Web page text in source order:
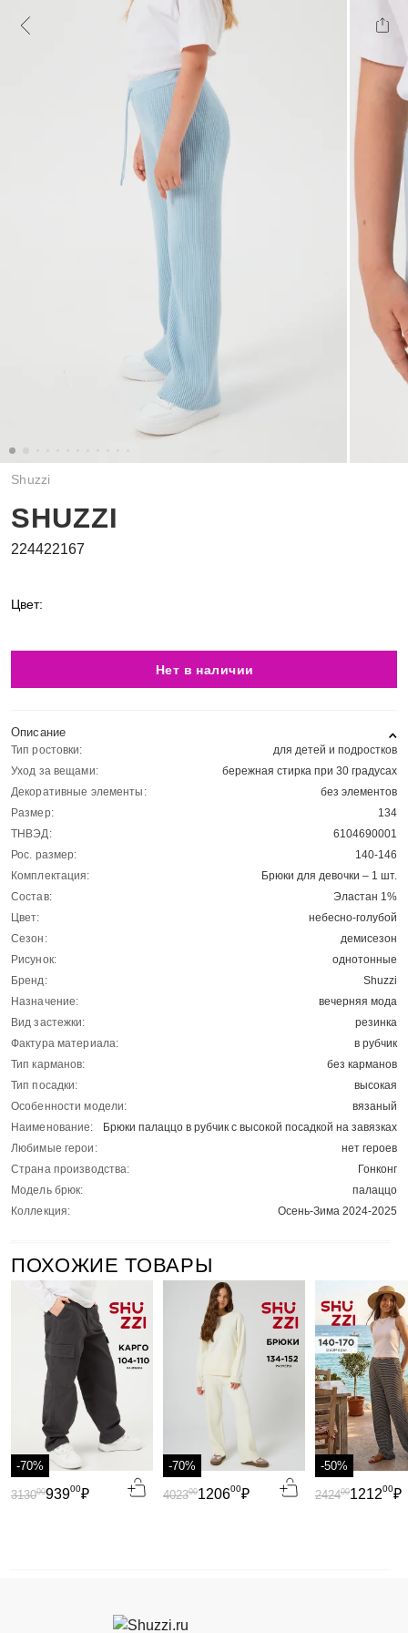
Shuzzi
SHUZZI
224422167
Цвет:
Нет в наличии
Описание
Тип ростовки:
для детей и подростков
Уход за вещами:
бережная стирка при 30 градусах
Декоративные элементы:
без элементов
Размер:
134
ТНВЭД:
6104690001
Рос. размер:
140-146
Комплектация:
Брюки для девочки – 1 шт.
Состав:
Эластан 1%
Цвет:
небесно-голубой
Сезон:
демисезон
Рисунок:
однотонные
Бренд:
Shuzzi
Назначение:
вечерняя мода
Вид застежки:
резинка
Фактура материала:
в рубчик
Тип карманов:
без карманов
Тип посадки:
высокая
Особенности модели:
вязаный
Наименование:
Брюки палаццо в рубчик с высокой посадкой на завязках
Любимые герои:
нет героев
Страна производства:
Гонконг
Модель брюк:
палаццо
Коллекция:
Осень-Зима 2024-2025
ПОХОЖИЕ ТОВАРЫ
-70%
93900₽
313000
-70%
120600₽
402300
-50%
121200₽
242400